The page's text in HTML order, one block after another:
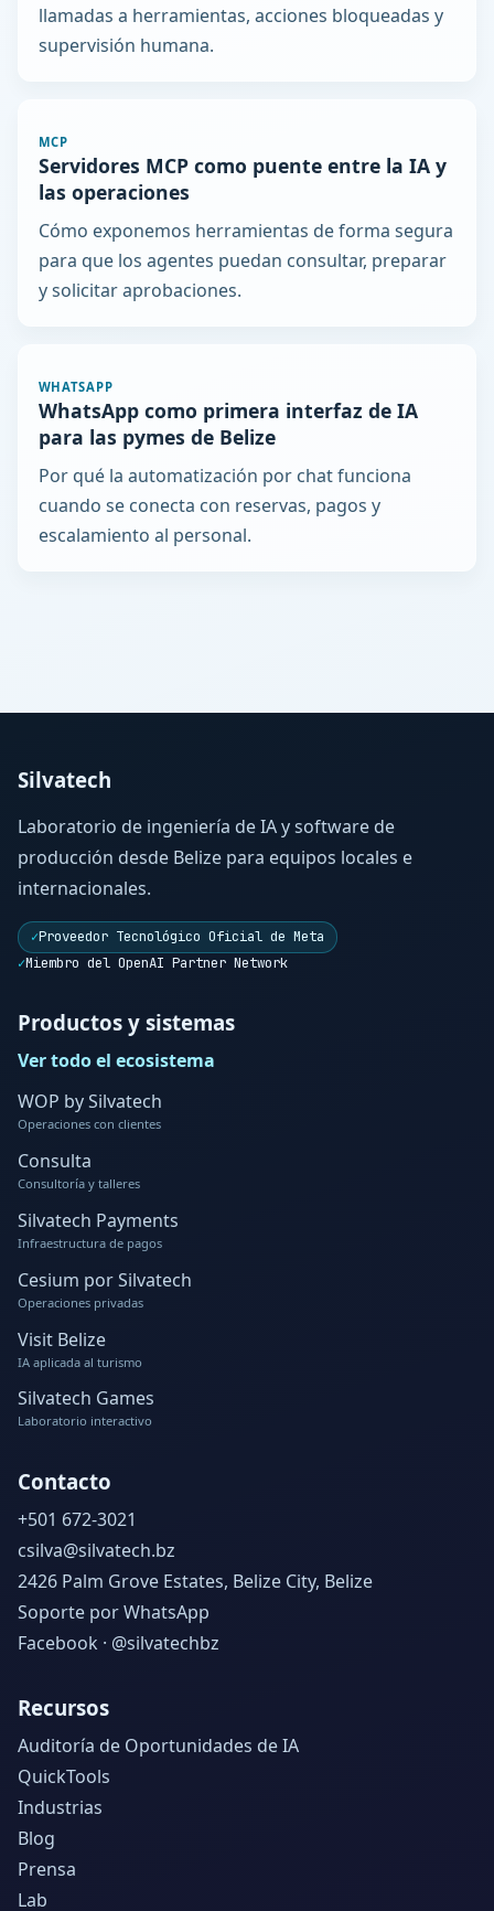
llamadas a herramientas, acciones bloqueadas y
supervisión humana.
MCP
Servidores MCP como puente entre la IA y
las operaciones
Cómo exponemos herramientas de forma segura
para que los agentes puedan consultar, preparar
y solicitar aprobaciones.
WHATSAPP
WhatsApp como primera interfaz de IA
para las pymes de Belize
Por qué la automatización por chat funciona
cuando se conecta con reservas, pagos y
escalamiento al personal.
Silvatech
Laboratorio de ingeniería de IA y software de
producción desde Belize para equipos locales e
internacionales.
✓Proveedor Tecnológico Oficial de Meta
✓Miembro del OpenAI Partner Network
Productos y sistemas
Ver todo el ecosistema
WOP by Silvatech
Operaciones con clientes
Consulta
Consultoría y talleres
Silvatech Payments
Infraestructura de pagos
Cesium por Silvatech
Operaciones privadas
Visit Belize
IA aplicada al turismo
Silvatech Games
Laboratorio interactivo
Contacto
+501 672-3021
csilva@silvatech.bz
2426 Palm Grove Estates, Belize City, Belize
Soporte por WhatsApp
Facebook · @silvatechbz
Recursos
Auditoría de Oportunidades de IA
QuickTools
Industrias
Blog
Prensa
Lab